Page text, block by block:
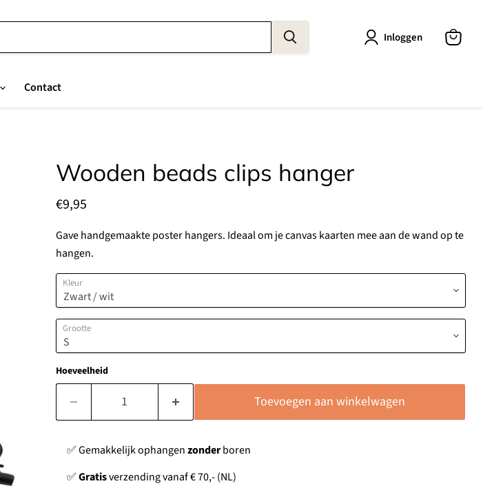
Inloggen
Contact
Wooden beads clips hanger
Huidige prijs
€9,95
Gave handgemaakte poster hangers. Ideaal om je canvas kaarten mee aan de wand op te
hangen.
Kleur
Grootte
Hoeveelheid
Toevoegen aan winkelwagen
✅ Gemakkelijk ophangenzonderboren
✅Gratisverzending vanaf € 70,- (NL)